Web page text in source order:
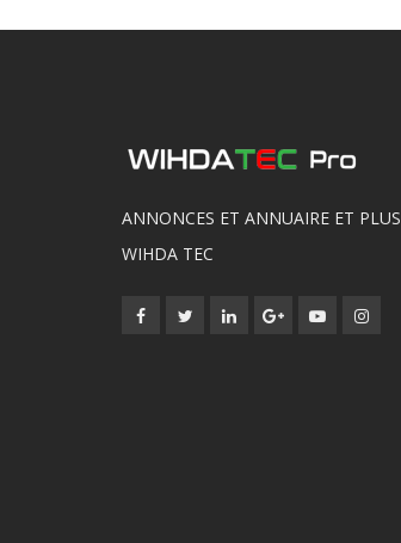
ANNONCES ET ANNUAIRE ET PLUS
WIHDA TEC